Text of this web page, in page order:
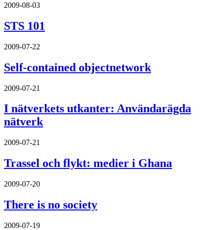
2009-08-03
STS 101
2009-07-22
Self-contained objectnetwork
2009-07-21
I nätverkets utkanter: Användarägda
nätverk
2009-07-21
Trassel och flykt: medier i Ghana
2009-07-20
There is no society
2009-07-19